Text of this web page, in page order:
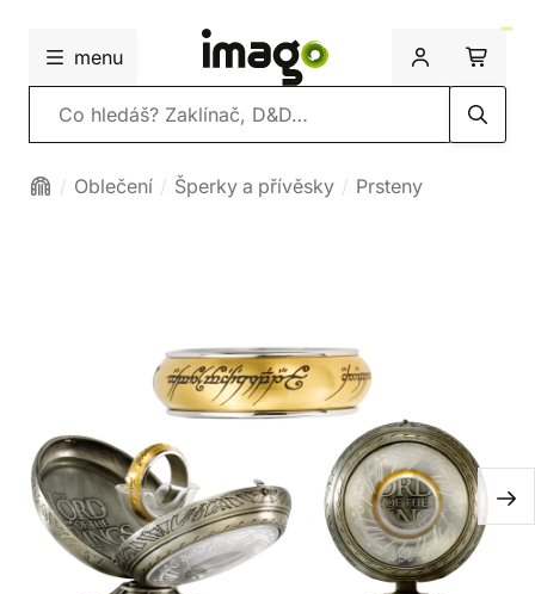
menu
Vyhledávání
Oblečení Šperky a přívěsky Prsteny